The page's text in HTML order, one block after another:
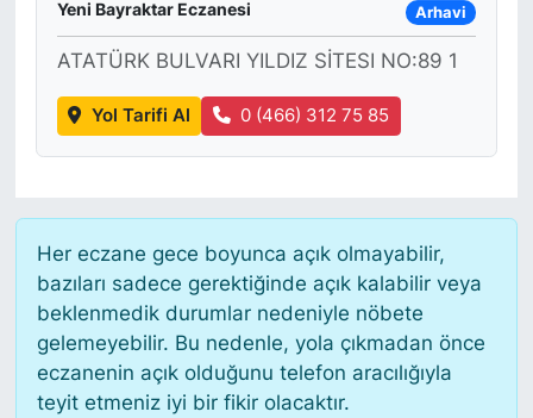
Yeni Bayraktar Eczanesi Arhavi
ATATÜRK BULVARI YILDIZ SİTESI NO:89 1
Yol Tarifi Al 0 (466) 312 75 85
Her eczane gece boyunca açık olmayabilir,
bazıları sadece gerektiğinde açık kalabilir veya
beklenmedik durumlar nedeniyle nöbete
gelemeyebilir. Bu nedenle, yola çıkmadan önce
eczanenin açık olduğunu telefon aracılığıyla
teyit etmeniz iyi bir fikir olacaktır.